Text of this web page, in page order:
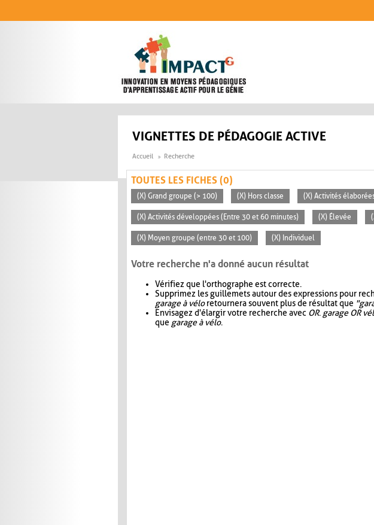
VIGNETTES DE PÉDAGOGIE ACTIVE
Accueil Recherche
TOUTES LES FICHES (0)
(X) Grand groupe (> 100) (X) Hors classe (X) Activités
(X) Activités développées (Entre 30 et 60 minutes) (X) Élevée
(X) Moyen groupe (entre 30 et 100) (X) Individuel
Votre recherche n'a donné aucun résultat
Vérifiez que l'orthographe est correcte.
Supprimez les guillemets autour des expressions pour
garage à véloretournera souvent plus de résultat que
Envisagez d'élargir votre recherche avec OR. garage OR
que garage à vélo.